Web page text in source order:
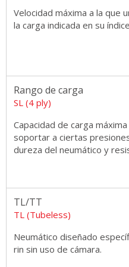
Velocidad máxima a la que
la carga indicada en su
Rango de carga
SL (4 ply)
Capacidad de carga
soportar a ciertas
dureza del neumático y
TL/TT
TL (Tubeless)
Neumático diseñado
rin sin uso de cámara.